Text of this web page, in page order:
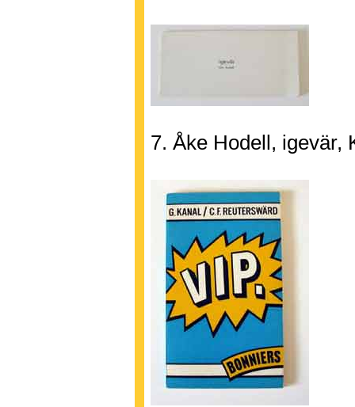
7. Åke Hodell, igevär,